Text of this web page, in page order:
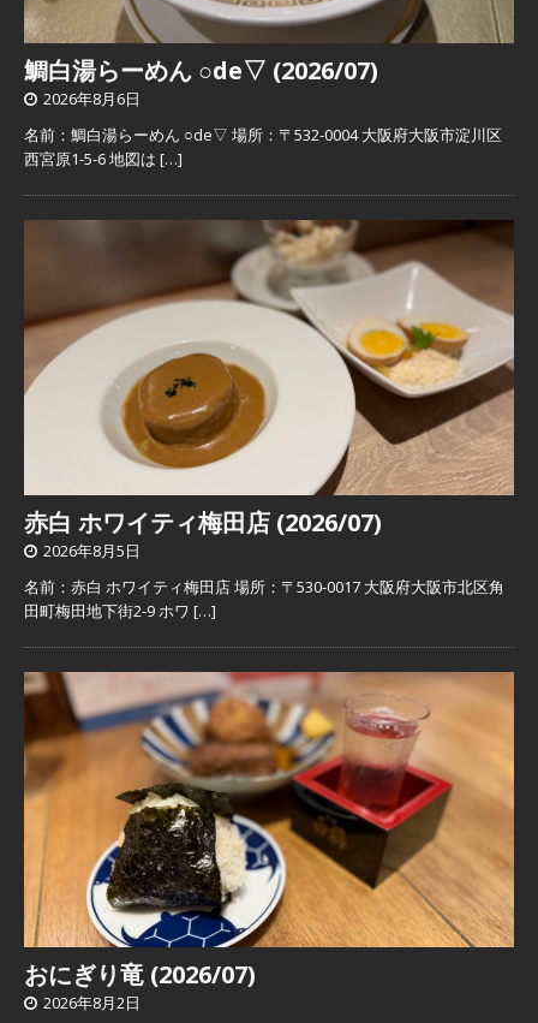
鯛白湯らーめん ○de▽ (2026/07)
2026年8月6日
名前：鯛白湯らーめん ○de▽ 場所：〒532-0004 大阪府大阪市淀川区
西宮原1-5-6 地図は […]
赤白 ホワイティ梅田店 (2026/07)
2026年8月5日
名前：赤白 ホワイティ梅田店 場所：〒530-0017 大阪府大阪市北区角
田町梅田地下街2-9 ホワ […]
おにぎり竜 (2026/07)
2026年8月2日